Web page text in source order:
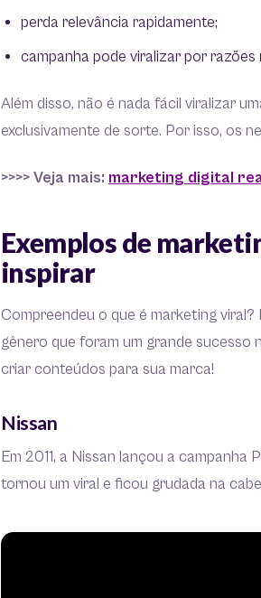
perda relevância rapidamente;
campanha pode viralizar por razões
Além disso, não é nada fácil viralizar
exclusivamente de sorte. Por isso, os
>>>> Veja mais: marketing digital
Exemplos de
inspirar
Compreendeu o que é marketing
gênero que foram um grande sucesso
criar conteúdos para sua marca!
Nissan
Em 2011, a Nissan lançou a
tornou um viral e ficou grudada na